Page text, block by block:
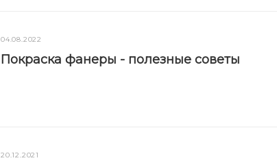
04.08.2022
Покраска фанеры - полезные советы
20.12.2021